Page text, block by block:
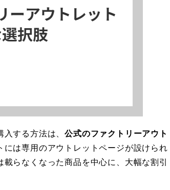
入する方法は、公式のファクトリーアウト
は専用のアウトレットページが設けられ
らなくなった商品を中心に、大幅な割引